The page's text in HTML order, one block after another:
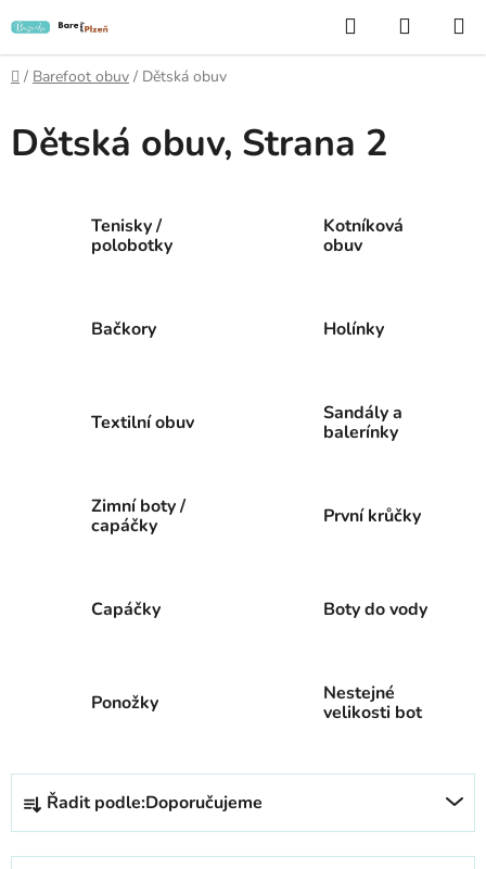
na
obsah
Hledat
KOŠÍK
Domů
/ Barefoot obuv / Dětská obuv
Dětská obuv, Strana 2
Tenisky /
polobotky
Kotníková
obuv
Bačkory Holínky
Textilní obuv
Sandály a
balerínky
Zimní boty /
capáčky
První krůčky
Capáčky Boty do vody
Ponožky
Nestejné
velikosti bot
Ř
z
Řadit podle:Doporučujeme